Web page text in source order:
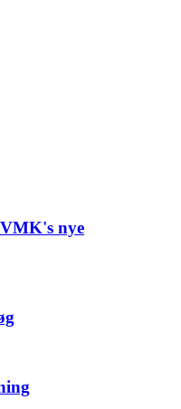
nye